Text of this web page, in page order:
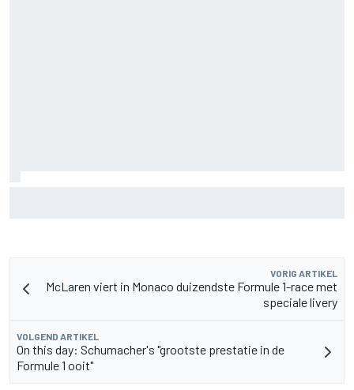
VORIG ARTIKEL
McLaren viert in Monaco duizendste Formule 1-race met
speciale livery
VOLGEND ARTIKEL
On this day: Schumacher's "grootste prestatie in de
Formule 1 ooit"